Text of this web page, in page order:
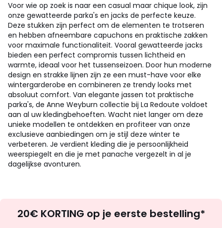
Voor wie op zoek is naar een casual maar chique look, zijn
onze gewatteerde parka's en jacks de perfecte keuze.
Deze stukken zijn perfect om de elementen te trotseren
en hebben afneembare capuchons en praktische zakken
voor maximale functionaliteit. Vooral gewatteerde jacks
bieden een perfect compromis tussen lichtheid en
warmte, ideaal voor het tussenseizoen. Door hun moderne
design en strakke lijnen zijn ze een must-have voor elke
wintergarderobe en combineren ze trendy looks met
absoluut comfort. Van elegante jassen tot praktische
parka's, de Anne Weyburn collectie bij La Redoute voldoet
aan al uw kledingbehoeften. Wacht niet langer om deze
unieke modellen te ontdekken en profiteer van onze
exclusieve aanbiedingen om je stijl deze winter te
verbeteren. Je verdient kleding die je persoonlijkheid
weerspiegelt en die je met panache vergezelt in al je
dagelijkse avonturen.
zoek
20€ KORTING op je eerste bestelling*